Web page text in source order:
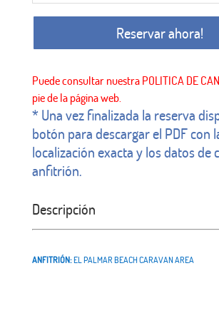
Reservar ahora!
* Una vez finalizada la reserva
botón para descargar el PDF con
localización exacta y los datos de
anfitrión.
Descripción
ANFITRIÓN:EL PALMAR BEACH CARAVAN AREA